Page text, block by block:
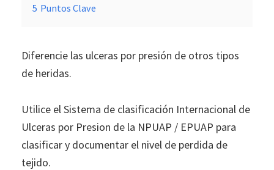
5 Puntos Clave
Diferencie las ulceras por presión de otros tipos
de heridas.
Utilice el Sistema de clasificación Internacional de
Ulceras por Presion de la NPUAP / EPUAP para
clasificar y documentar el nivel de perdida de
tejido.